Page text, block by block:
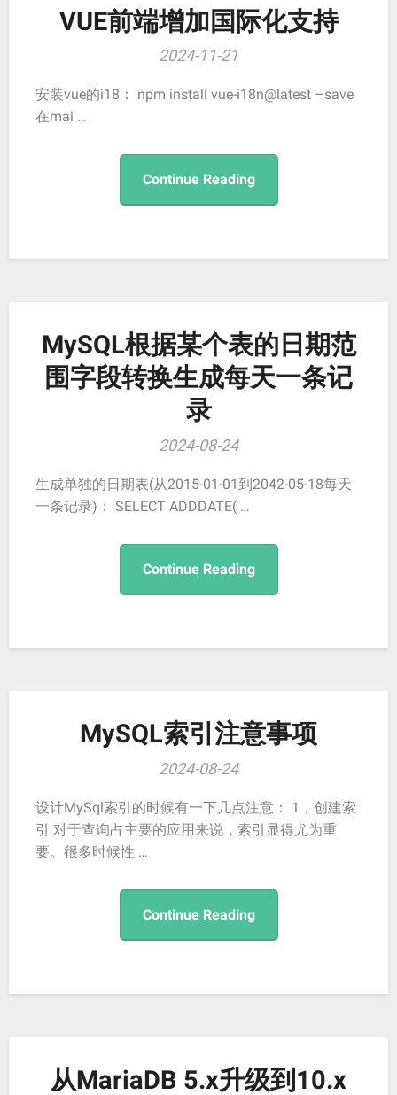
VUE前端增加国际化支持
2024-11-21
安装vue的i18： npm install vue-i18n@latest –save
在mai …
Continue Reading
MySQL根据某个表的日期范
围字段转换生成每天一条记
录
2024-08-24
生成单独的日期表(从2015-01-01到2042-05-18每天
一条记录)： SELECT ADDDATE( …
Continue Reading
MySQL索引注意事项
2024-08-24
设计MySql索引的时候有一下几点注意： 1，创建索
引 对于查询占主要的应用来说，索引显得尤为重
要。很多时候性 …
Continue Reading
从MariaDB 5.x升级到10.x